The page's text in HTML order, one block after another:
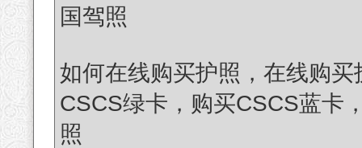
国驾照
如何在线购买护照，在线购
CSCS绿卡，购买CSCS蓝卡
照